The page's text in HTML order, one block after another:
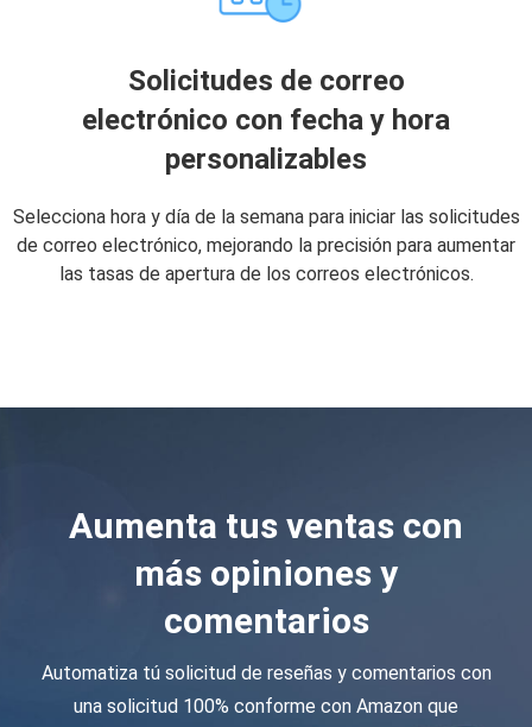
Solicitudes de correo
electrónico con fecha y hora
personalizables
Selecciona hora y día de la semana para iniciar las solicitudes
de correo electrónico, mejorando la precisión para aumentar
las tasas de apertura de los correos electrónicos.
Aumenta tus ventas con
más opiniones y
comentarios
Automatiza tú solicitud de reseñas y comentarios con
una solicitud 100% conforme con Amazon que